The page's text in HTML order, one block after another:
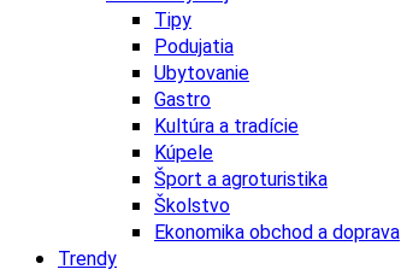
Tipy
Podujatia
Ubytovanie
Gastro
Kultúra a tradície
Kúpele
Šport a agroturistika
Školstvo
Ekonomika obchod a doprava
Trendy